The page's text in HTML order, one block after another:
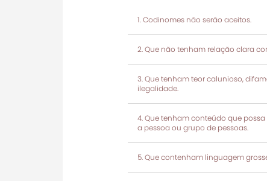
Codinomes não serão aceitos.
Que não tenham relação clara
Que tenham teor calunioso,
ilegalidade.
Que tenham conteúdo que
a pessoa ou grupo de pessoas.
Que contenham linguagem